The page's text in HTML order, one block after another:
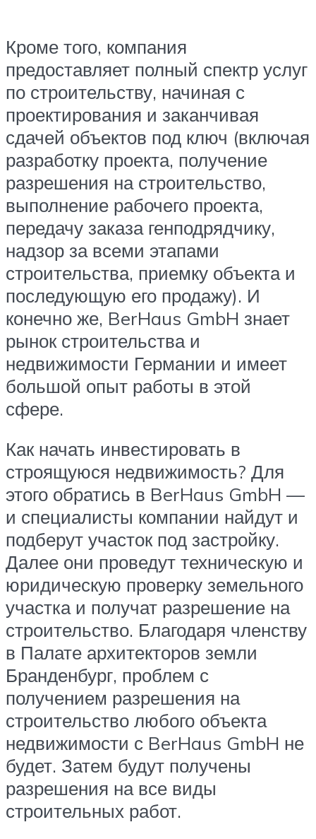
Кроме того, компания
предоставляет полный спектр услуг
по строительству, начиная с
проектирования и заканчивая
сдачей объектов под ключ (включая
разработку проекта, получение
разрешения на строительство,
выполнение рабочего проекта,
передачу заказа генподрядчику,
надзор за всеми этапами
строительства, приемку объекта и
последующую его продажу). И
конечно же, BerHaus GmbH знает
рынок строительства и
недвижимости Германии и имеет
большой опыт работы в этой
сфере.
Как начать инвестировать в
строящуюся недвижимость? Для
этого обратись в BerHaus GmbH —
и специалисты компании найдут и
подберут участок под застройку.
Далее они проведут техническую и
юридическую проверку земельного
участка и получат разрешение на
строительство. Благодаря членству
в Палате архитекторов земли
Бранденбург, проблем с
получением разрешения на
строительство любого объекта
недвижимости с BerHaus GmbH не
будет. Затем будут получены
разрешения на все виды
строительных работ.